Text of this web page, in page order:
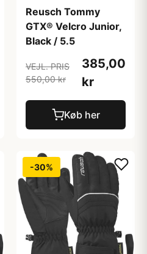
Reusch Tommy
GTX® Velcro Junior,
Black / 5.5
VEJL. PRIS
550,00 kr
385,00
kr
Køb her
-30%